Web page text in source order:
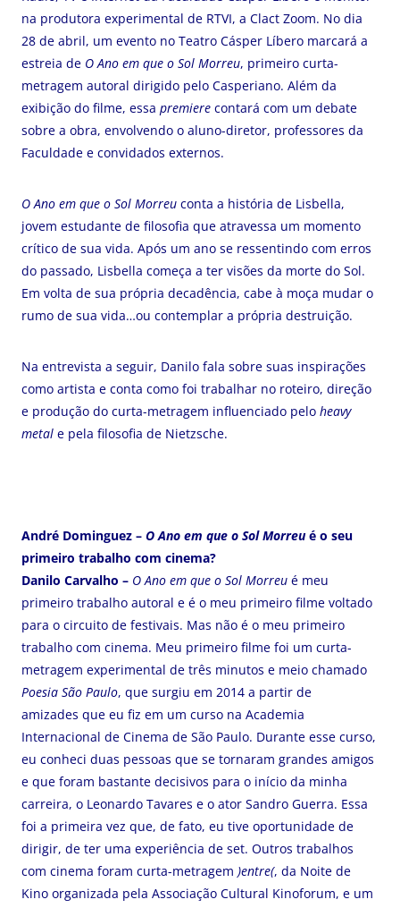
na produtora experimental de RTVI, a Clact Zoom. No dia
28 de abril, um evento no Teatro Cásper Líbero marcará a
estreia de O Ano em que o Sol Morreu, primeiro curta-
metragem autoral dirigido pelo Casperiano. Além da
exibição do filme, essa premiere contará com um debate
sobre a obra, envolvendo o aluno-diretor, professores da
Faculdade e convidados externos.
O Ano em que o Sol Morreu conta a história de Lisbella,
jovem estudante de filosofia que atravessa um momento
crítico de sua vida. Após um ano se ressentindo com erros
do passado, Lisbella começa a ter visões da morte do Sol.
Em volta de sua própria decadência, cabe à moça mudar o
rumo de sua vida…ou contemplar a própria destruição.
Na entrevista a seguir, Danilo fala sobre suas inspirações
como artista e conta como foi trabalhar no roteiro, direção
e produção do curta-metragem influenciado pelo heavy
metal e pela filosofia de Nietzsche.
André Dominguez – O Ano em que o Sol Morreué o seu
primeiro trabalho com cinema?
Danilo Carvalho – O Ano em que o Sol Morreu é meu
primeiro trabalho autoral e é o meu primeiro filme voltado
para o circuito de festivais. Mas não é o meu primeiro
trabalho com cinema. Meu primeiro filme foi um curta-
metragem experimental de três minutos e meio chamado
Poesia São Paulo, que surgiu em 2014 a partir de
amizades que eu fiz em um curso na Academia
Internacional de Cinema de São Paulo. Durante esse curso,
eu conheci duas pessoas que se tornaram grandes amigos
e que foram bastante decisivos para o início da minha
carreira, o Leonardo Tavares e o ator Sandro Guerra. Essa
foi a primeira vez que, de fato, eu tive oportunidade de
dirigir, de ter uma experiência de set. Outros trabalhos
com cinema foram curta-metragem )entre(, da Noite de
Kino organizada pela Associação Cultural Kinoforum, e um